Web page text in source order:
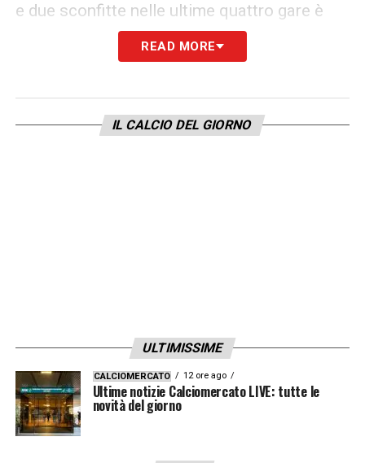
e due sconfitte nelle ultime quattro gare è
undicesimo postoin classifica
dallazona Europa. Gli emiliani se
garantisce l’accesso alle prossime
competizioni europee dovranno subito
Bourabiache sostituirà lo
Duncan. Nel tridente torna
BerardiconBabacareDjuricic.
PROBABILE FORMAZIONE MILAN (4-3-
Donnarumma; Conti, Musacchio,
READ MORE
IL CALCIO DEL GIORNO
ULTIMISSIME
CALCIOMERCATO 12 ore ago
Ultime notizie Calciomercato LIVE: tutte le
novità del giorno